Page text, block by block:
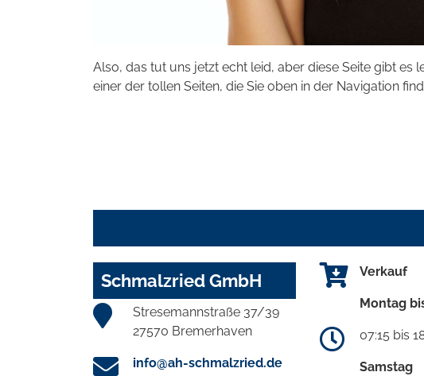
Also, das tut uns jetzt echt leid, aber diese Seite gibt es
einer der tollen Seiten, die Sie oben in der Navigation
Schmalzried GmbH
Stresemannstraße 37/39
27570 Bremerhaven
info@ah-schmalzried.de
Verkauf
Montag
07:15 bis
Samstag